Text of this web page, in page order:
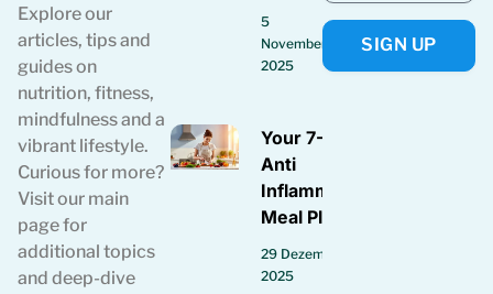
Explore our
articles, tips and
guides on
nutrition, fitness,
mindfulness and a
vibrant lifestyle.
Curious for more?
Visit our main
page for
additional topics
and deep-dive
5
November
2025
Your 7-Day
Anti
Inflammatory
Meal Plan
29 Dezember
2025
SIGN UP